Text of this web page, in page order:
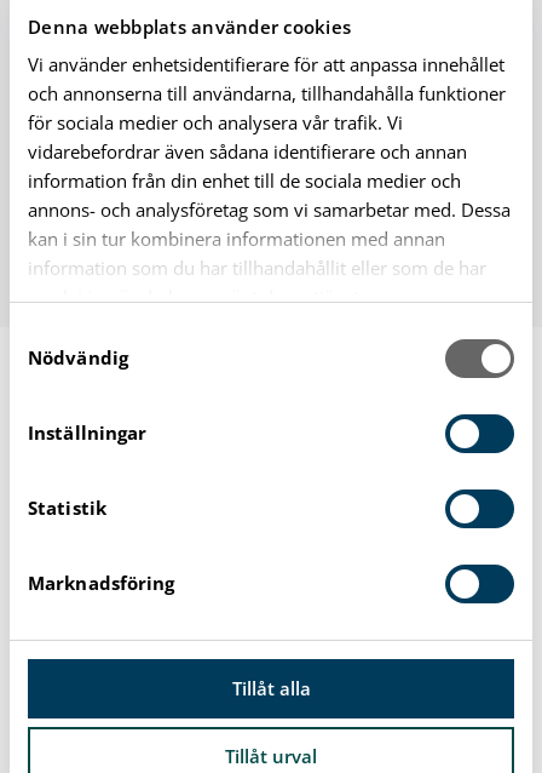
Denna webbplats använder cookies
Vi använder enhetsidentifierare för att anpassa innehållet
och annonserna till användarna, tillhandahålla funktioner
för sociala medier och analysera vår trafik. Vi
vidarebefordrar även sådana identifierare och annan
information från din enhet till de sociala medier och
annons- och analysföretag som vi samarbetar med. Dessa
kan i sin tur kombinera informationen med annan
information som du har tillhandahållit eller som de har
samlat in när du har använt deras tjänster.
Nödvändig
Inställningar
Statistik
Marknadsföring
Tillåt alla
Tillåt urval
Snart är det dags för årets
Arkitekturvecka!
Se alla programpunkter och anmäl dig via
länken.